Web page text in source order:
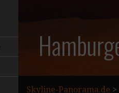
Skyline-Panorama.de >